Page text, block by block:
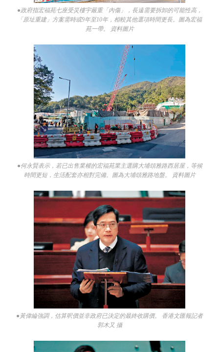
●政府指宏福苑七座受災樓宇嚴重「內傷」，長遠需要拆卸的可能性高，
「原址重建」方案需時或9年至10年，相較其他選項時間更長。圖為宏福
苑一帶。 資料圖片
●何永賢表示，若已出售業權的宏福苑業主選購大埔頌雅路西居屋，等候
時間更短，生活配套亦相對完備。圖為大埔頌雅路地盤。 資料圖片
●黃偉綸強調，估算呎價並非政府已決定的最終收購價。 香港文匯報記者
郭木又 攝